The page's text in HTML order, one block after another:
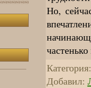
Но,
Категория:
Добавил: